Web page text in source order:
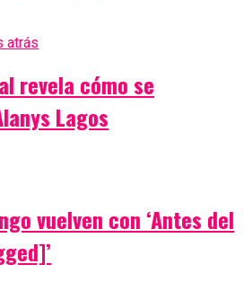
atrás
revela cómo se
Lagos
vuelven con ‘Antes del